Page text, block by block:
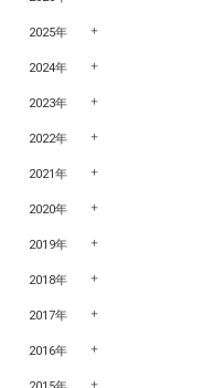
2025年
2024年
2023年
2022年
2021年
2020年
2019年
2018年
2017年
2016年